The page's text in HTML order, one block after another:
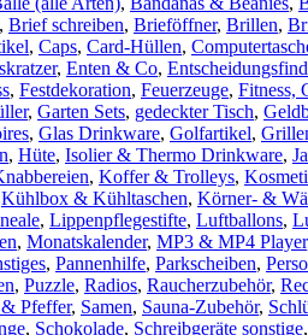
, Brief schreiben, Brieföffner, Brillen,
, Caps, Card-Hüllen,
, Enten & Co,
, Festdekoration, Feuerzeuge, Fitness,
, Garten Sets, gedeckter Tisch,
, Glas Drinkware, Golfartikel,
, Hüte, Isolier & Thermo Drinkware,
, Koffer & Trolleys,
Kühlbox & Kühltaschen, Körner- &
, Lippenpflegestifte, Luftballons,
, Monatskalender, MP3 & MP4 Player
, Pannenhilfe, Parkscheiben,
, Puzzle, Radios, Raucherzubehör,
Pfeffer, Samen, Sauna-Zubehör,
, Schokolade, Schreibgeräte sonstige